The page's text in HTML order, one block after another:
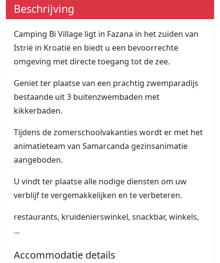
Beschrijving
Camping Bi Village ligt in Fazana in het zuiden van
Istrië in Kroatië en biedt u een bevoorrechte
omgeving met directe toegang tot de zee.
Geniet ter plaatse van een prachtig zwemparadijs
bestaande uit 3 buitenzwembaden met
kikkerbaden.
Tijdens de zomerschoolvakanties wordt er met het
animatieteam van Samarcanda gezinsanimatie
aangeboden.
U vindt ter plaatse alle nodige diensten om uw
verblijf te vergemakkelijken en te verbeteren.
restaurants, kruidenierswinkel, snackbar, winkels,
...
Accommodatie details